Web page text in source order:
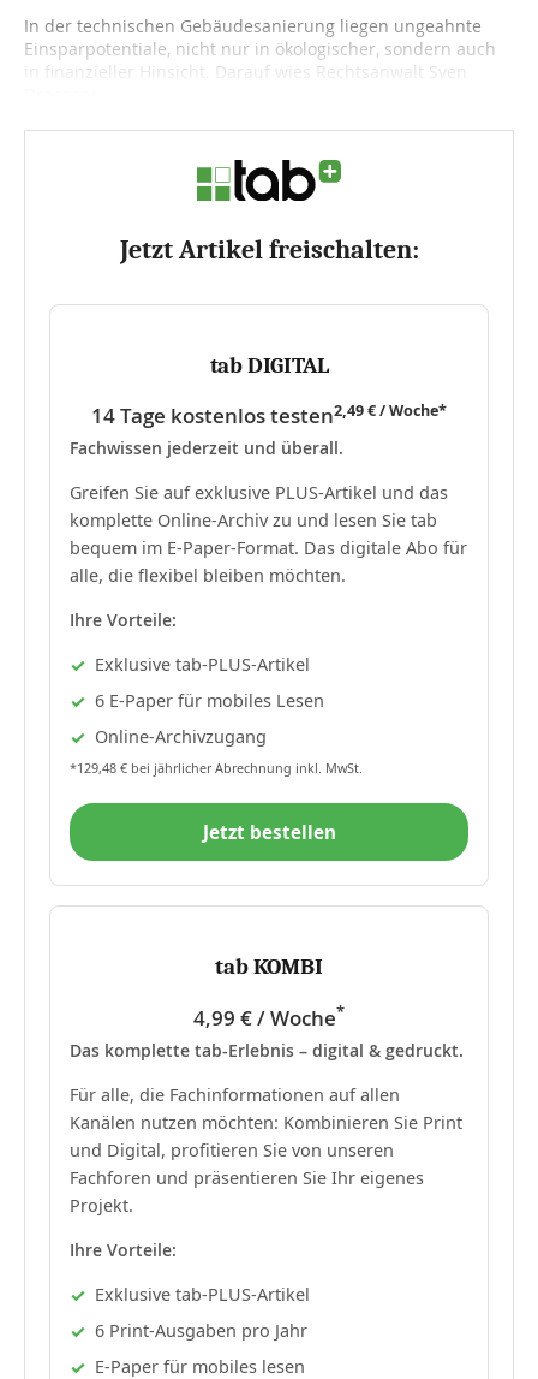
In der technischen Gebäudesanierung liegen ungeahnte
Einsparpotentiale, nicht nur in ökologischer, sondern auch
in finanzieller Hinsicht. Darauf wies Rechtsanwalt Sven
Jetzt Artikel freischalten:
tab DIGITAL
14 Tage kostenlos testen2,49 € / Woche*
Fachwissen jederzeit und überall.
Greifen Sie auf exklusive PLUS-Artikel und das
komplette Online-Archiv zu und lesen Sie tab
bequem im E-Paper-Format. Das digitale Abo für
alle, die flexibel bleiben möchten.
Ihre Vorteile:
Exklusive tab-PLUS-Artikel
6 E-Paper für mobiles Lesen
Online-Archivzugang
*129,48 € bei jährlicher Abrechnung inkl. MwSt.
Jetzt bestellen
tab KOMBI
4,99 € / Woche*
Das komplette tab-Erlebnis – digital & gedruckt.
Für alle, die Fachinformationen auf allen
Kanälen nutzen möchten: Kombinieren Sie Print
und Digital, profitieren Sie von unseren
Fachforen und präsentieren Sie Ihr eigenes
Projekt.
Ihre Vorteile:
Exklusive tab-PLUS-Artikel
6 Print-Ausgaben pro Jahr
E-Paper für mobiles lesen